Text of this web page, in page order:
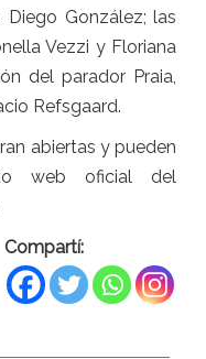
Diego González; las
Vezzi y Floriana
del parador Praia,
Refsgaard.
abiertas y pueden
web oficial del
Compartí: